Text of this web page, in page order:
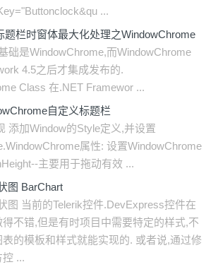
...
题栏时窗体最大化处理之WindowChrome
础是WindowChrome,而WindowChrome
4.5之后才集成发布的.
Class 在.NET Framewor ...
自定义标题栏
添加Window的Style定义,并设置
属性: 设置WindowChrome
主要用于拖动有效 ...
图 BarChart
图 当前的Telerik控件.DevExpress控件在
得不错,但是有时项目中需要特定的样式,不
的模板和样式就能实现的. 或者说,通过修
...